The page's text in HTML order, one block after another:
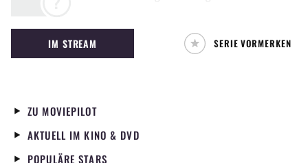
dystopischen Zukunft. Eine Mutter ist hier auf
der Suche nach ihrer verschwundenen
Tochter. (LE)
IM STREAM SERIE VORMERKEN
ZU MOVIEPILOT
AKTUELL IM KINO & DVD
POPULÄRE STARS